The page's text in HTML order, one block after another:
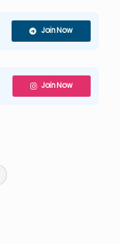
Join Now
Join Now